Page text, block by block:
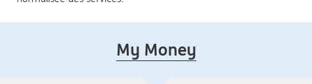
My Money